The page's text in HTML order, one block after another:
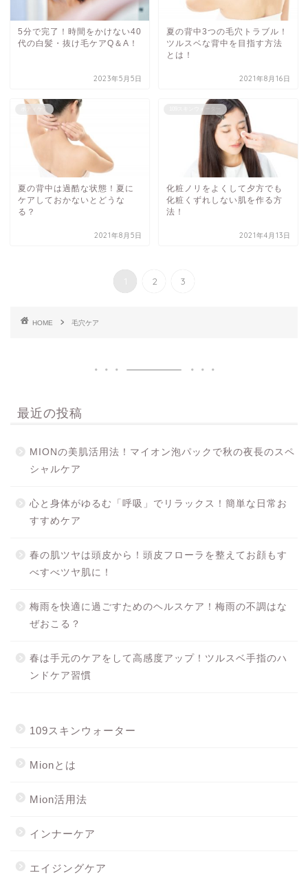
5分で完了！時間をかけない40
代の白髪・抜け毛ケアQ＆A！
2023年5月5日
夏の背中3つの毛穴トラブル！
ツルスベな背中を目指す方法
とは！
2021年8月16日
夏の背中は過酷な状態！夏に
ケアしておかないとどうな
る？
2021年8月5日
109スキンウォーター
化粧ノリをよくして夕方でも
化粧くずれしない肌を作る方
法！
2021年4月13日
2 3
HOME 毛穴ケア
最近の投稿
MIONの美肌活用法！マイオン泡パックで秋の夜長のスペ
シャルケア
心と身体がゆるむ「呼吸」でリラックス！簡単な日常お
すすめケア
春の肌ツヤは頭皮から！頭皮フローラを整えてお顔もす
べすべツヤ肌に！
梅雨を快適に過ごすためのヘルスケア！梅雨の不調はな
ぜおこる？
春は手元のケアをして高感度アップ！ツルスベ手指のハ
ンドケア習慣
109スキンウォーター
Mionとは
Mion活用法
インナーケア
エイジングケア